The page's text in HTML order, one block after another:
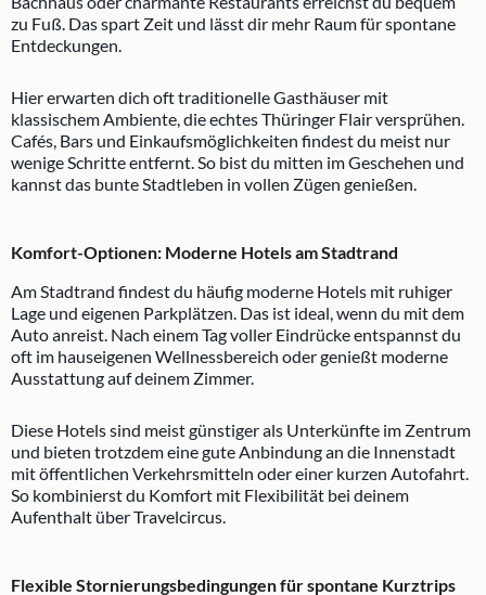
zu Fuß. Das spart Zeit und lässt dir mehr Raum für spontane
Entdeckungen.
Hier erwarten dich oft traditionelle Gasthäuser mit
klassischem Ambiente, die echtes Thüringer Flair versprühen.
Cafés, Bars und Einkaufsmöglichkeiten findest du meist nur
wenige Schritte entfernt. So bist du mitten im Geschehen und
kannst das bunte Stadtleben in vollen Zügen genießen.
Komfort-Optionen: Moderne Hotels am Stadtrand
Am Stadtrand findest du häufig moderne Hotels mit ruhiger
Lage und eigenen Parkplätzen. Das ist ideal, wenn du mit dem
Auto anreist. Nach einem Tag voller Eindrücke entspannst du
oft im hauseigenen Wellnessbereich oder genießt moderne
Ausstattung auf deinem Zimmer.
Diese Hotels sind meist günstiger als Unterkünfte im Zentrum
und bieten trotzdem eine gute Anbindung an die Innenstadt
mit öffentlichen Verkehrsmitteln oder einer kurzen Autofahrt.
So kombinierst du Komfort mit Flexibilität bei deinem
Aufenthalt über Travelcircus.
Flexible Stornierungsbedingungen für spontane Kurztrips